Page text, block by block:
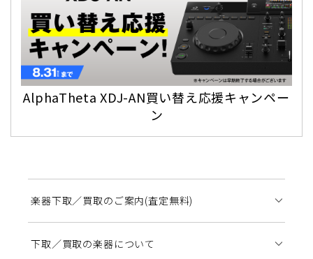
AlphaTheta XDJ-AN買い替え応援キャンペー
ン
楽器下取／買取のご案内(査定無料)
下取／買取の楽器について